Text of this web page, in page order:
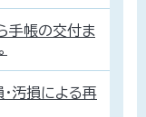
手帳の交付ま
汚損による再